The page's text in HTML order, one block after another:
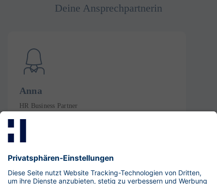
Deine Ansprechpartnerin
Anna
​HR Business Partner